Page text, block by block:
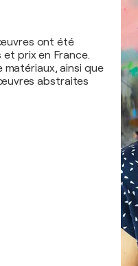
ont été
prix en France.
matériaux, ainsi que
abstraites